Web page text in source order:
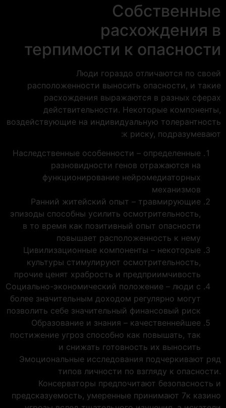
Собственные
расхождения в
терпимости к опасности
Люди гораздо отличаются по своей
расположенности выносить опасности, и такие
расхождения выражаются в разных сферах
действительности. Некоторые компоненты,
воздействующие на индивидуальную толерантность
к риску, подразумевают:
Наследственные особенности – определенные
разновидности генов отражаются на
функционирование нейромедиаторных
механизмов
Ранний житейский опыт – травмирующие
эпизоды способны усилить осмотрительность,
в то время как позитивный опыт опасности
повышает расположенность к нему
Цивилизационные компоненты – некоторые
культуры стимулируют осмотрительность,
прочие ценят храбрость и предприимчивость
Социально-экономический положение – люди с
более значительным доходом регулярно могут
позволить себе значительный финансовый риск
Образование и знания – качественнейшее
постижение угроз способно как повышать, так
и снижать готовность их выносить
Эмоциональные исследования подчеркивают ряд
типов личности по взгляду к опасности.
Консерваторы предпочитают безопасность и
предсказуемость, умеренные принимают 7к казино